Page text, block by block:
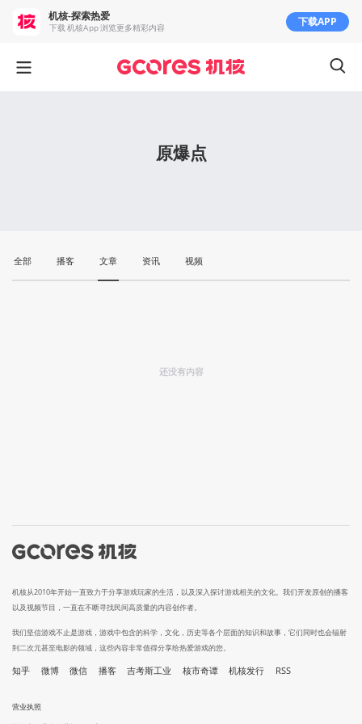
原爆点
全部 播客 文章 资讯 视频
还没有内容
机核从2010年开始一直致力于分享游戏玩家的生活，以及深入探讨游戏相关的文化。我们开发原创的播客
以及视频节目，一直在不断寻找民间高质量的内容创作者。
我们坚信游戏不止是游戏，游戏中包含的科学，文化，历史等各个层面的知识和故事，它们同时也会辐射
到二次元甚至电影的领域，这些内容非常值得分享给热爱游戏的您。
知乎 微博 微信 播客 吉考斯工业 核市奇谭 机核发行 RSS
营业执照
机核-探索热爱
下载 机核App 浏览更多精彩内容 下载APP